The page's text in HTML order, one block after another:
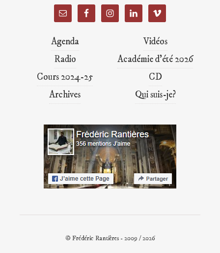
Agenda
Vidéos
Radio
Académie d’été 2026
Cours 2024-25
CD
Archives
Qui suis-je?
© Frédéric Rantières - 2009 / 2026